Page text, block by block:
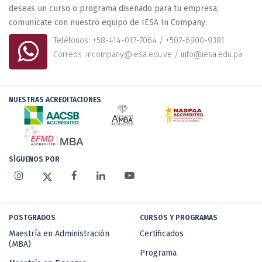
deseas un curso o programa diseñado para tu empresa,
comunícate con nuestro equipo de IESA In Company:
Teléfonos: +58-414-017-7064 / +507-6900-9381
Correos: incompany@iesa.edu.ve / info@iesa.edu.pa
NUESTRAS ACREDITACIONES
SÍGUENOS POR
POSTGRADOS
Maestría en Administración
(MBA)
CURSOS Y PROGRAMAS
Certificados
Programa